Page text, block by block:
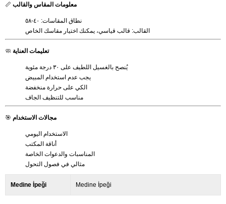
📏 معلومات المقاس والقالب
نطاق المقاسات: ٤٠-٥٨
القالب: قالب قياسي، يمكنك اختيار مقاسك الخاص
🧼 تعليمات العناية
يُنصح بالغسيل اللطيف على ٣٠ درجة مئوية
يجب عدم استخدام المبيض
الكي على حرارة منخفضة
مناسب للتنظيف الجاف
🎯 مجالات الاستخدام
الاستخدام اليومي
أناقة المكتب
المناسبات والدعوات الخاصة
مثالي في فصول التحول
Medine İpeği Medine İpeği